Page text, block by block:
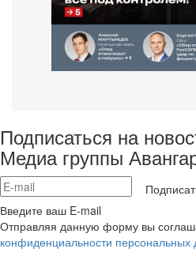
Подписаться на
Медиа группы
Введите ваш E-mail
Отправляя данную форму вы
конфиденциальности персональных